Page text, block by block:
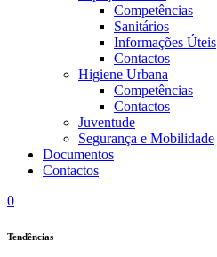
Competências
Sanitários
Informações Úteis
Contactos
Higiene Urbana
Competências
Contactos
Juventude
Segurança e Mobilidade
Documentos
Contactos
0
Tendências